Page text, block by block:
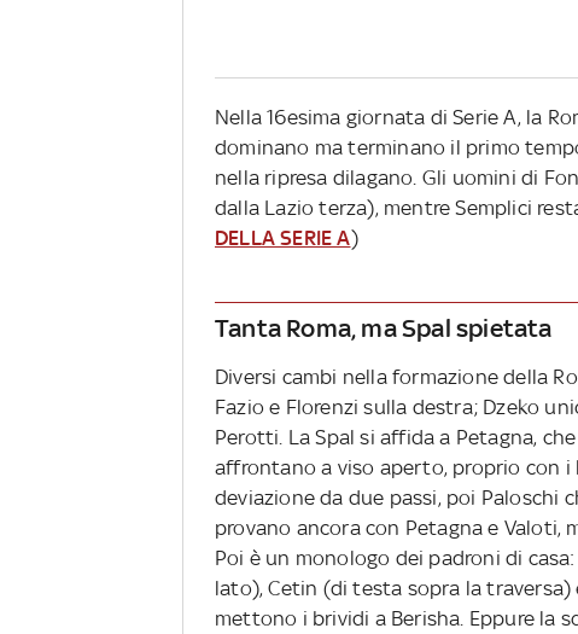
Nella 16esima giornata di Serie A, la
dominano ma terminano il primo
nella ripresa dilagano. Gli uomini di
dalla Lazio terza), mentre Semplici
DELLA SERIE A)
Tanta Roma, ma Spal spietata
Diversi cambi nella formazione della
Fazio e Florenzi sulla destra; Dzeko
Perotti. La Spal si affida a Petagna,
affrontano a viso aperto, proprio con i
deviazione da due passi, poi Paloschi
provano ancora con Petagna e Valoti,
Poi è un monologo dei padroni di
lato), Cetin (di testa sopra la
mettono i brividi a Berisha. Eppure la